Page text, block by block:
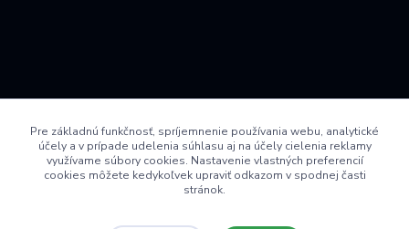
Pre základnú funkčnosť, spríjemnenie používania webu, analytické
účely a v prípade udelenia súhlasu aj na účely cielenia reklamy
využívame súbory cookies. Nastavenie vlastných preferencií
cookies môžete kedykoľvek upraviť odkazom v spodnej časti
stránok.